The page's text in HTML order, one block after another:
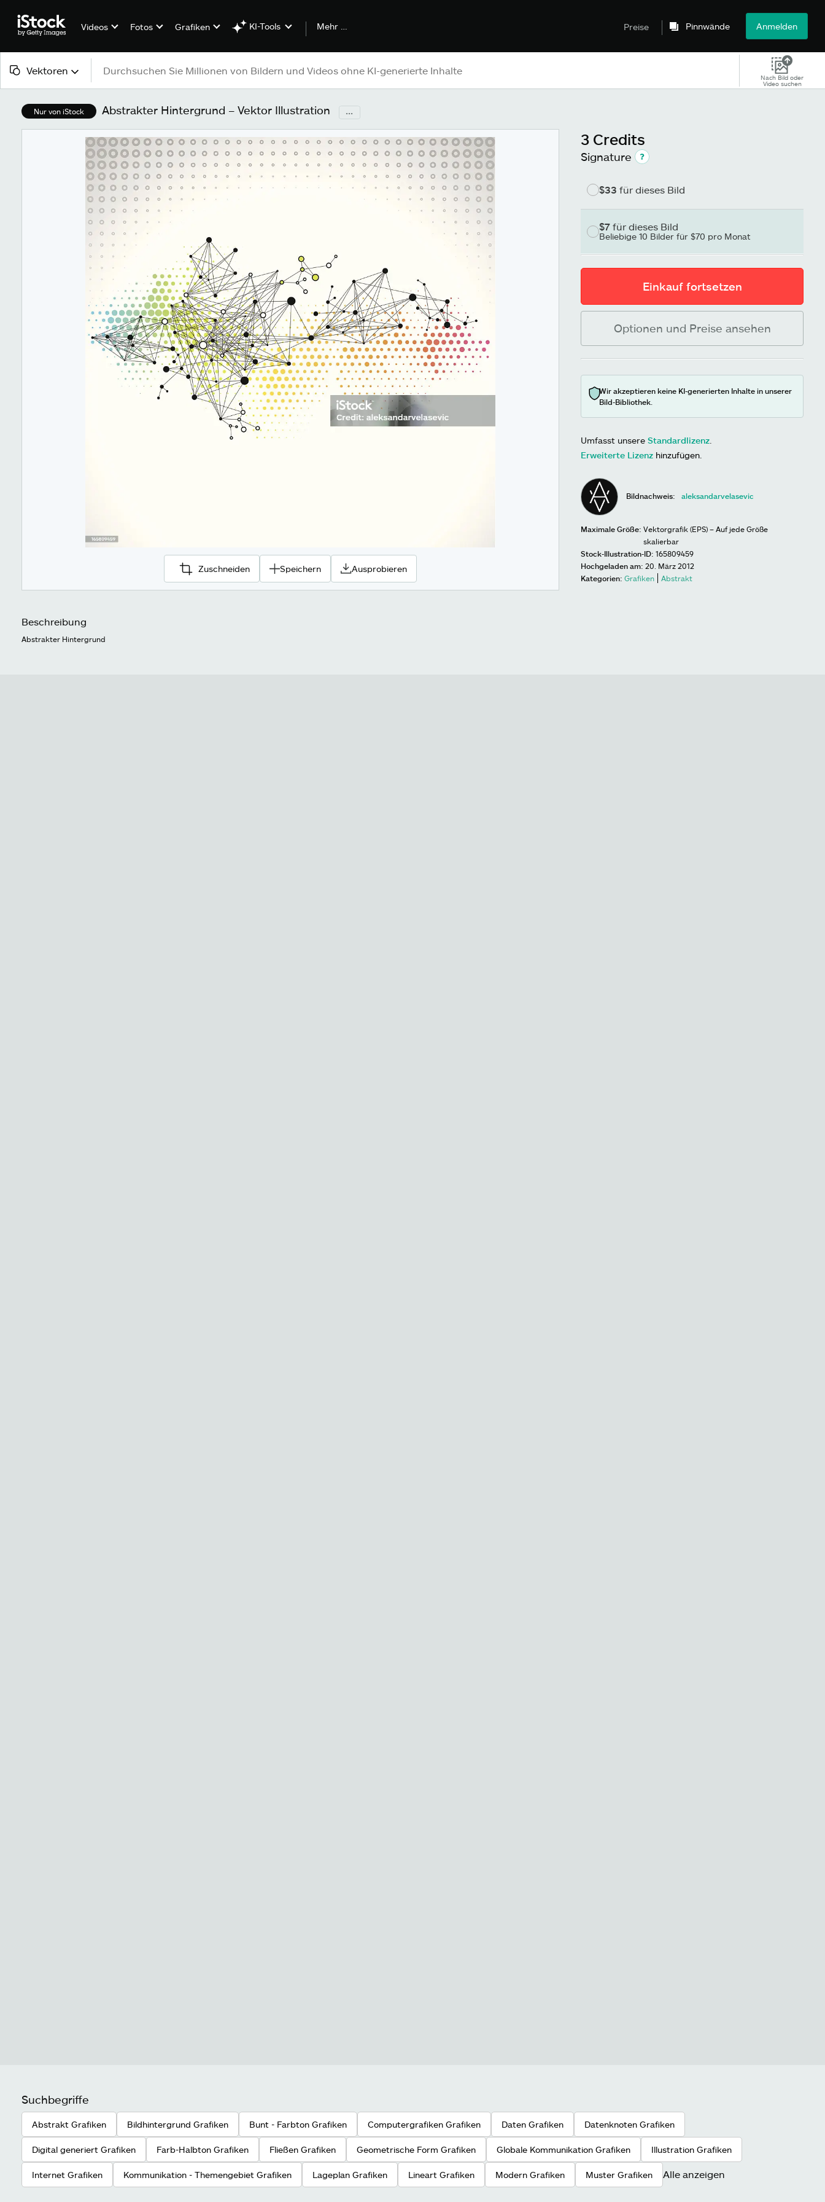
Videos Fotos Grafiken KI-Tools Mehr … Preise Pinnwände Anmelden
Vektoren
Alle Inhalte
Bilder
Nach Bild oder
Video suchen
Nur von iStock Abstrakter Hintergrund – Vektor Illustration ...
Zuschneiden Speichern Ausprobieren
Beschreibung
Abstrakter Hintergrund
3 Credits
Signature
$33 für dieses Bild
$7 für dieses Bild
Beliebige 10 Bilder für $70 pro Monat
Einkauf fortsetzen
Optionen und Preise ansehen
Wir akzeptieren keine KI-generierten Inhalte in unserer
Bild-Bibliothek.
Umfasst unsere Standardlizenz
Erweiterte Lizenz hinzufügen.
Bildnachweis: aleksandarvelasevic
Maximale Größe: Vektorgrafik (EPS) – Auf jede Größe
skalierbar
Stock-Illustration-ID: 165809459
Hochgeladen am: 20. März 2012
Kategorien: Grafiken Abstrakt
Suchbegriffe
Abstrakt Grafiken Bildhintergrund Grafiken Bunt - Farbton Grafiken Computergrafiken Grafiken Daten Grafiken Datenknoten Grafiken
Digital generiert Grafiken Farb-Halbton Grafiken Fließen Grafiken Geometrische Form Grafiken Globale Kommunikation Grafiken Illustration Grafiken
Internet Grafiken Kommunikation - Themengebiet Grafiken Lageplan Grafiken Lineart Grafiken Modern Grafiken Muster Grafiken Alle anzeigen